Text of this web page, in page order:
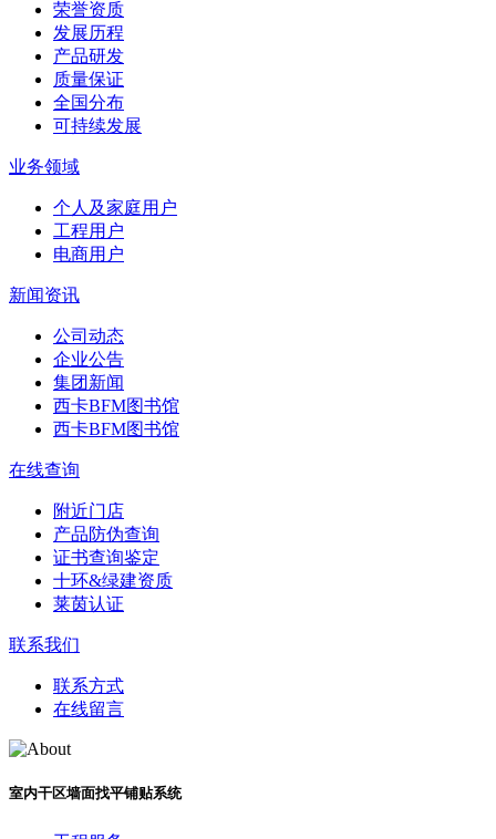
荣誉资质
发展历程
产品研发
质量保证
全国分布
可持续发展
业务领域
个人及家庭用户
工程用户
电商用户
新闻资讯
公司动态
企业公告
集团新闻
西卡BFM图书馆
西卡BFM图书馆
在线查询
附近门店
产品防伪查询
证书查询鉴定
十环&绿建资质
莱茵认证
联系我们
联系方式
在线留言
室内干区墙面找平铺贴系统